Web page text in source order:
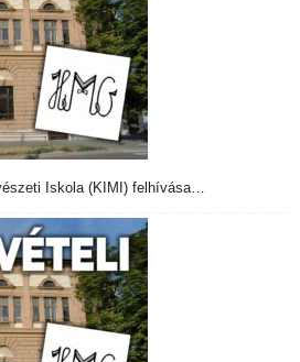
Iskola (KIMI) felhívása…